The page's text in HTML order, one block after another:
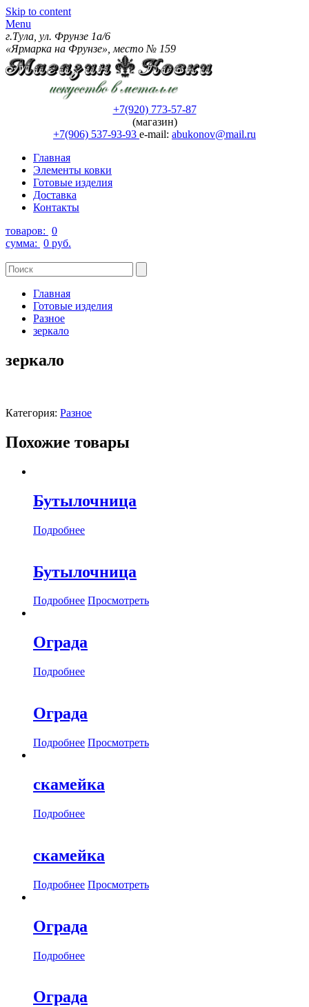
Skip to content
Menu
г.Тула, ул. Фрунзе 1а/6
«Ярмарка на Фрунзе», место № 159
+7(920) 773-57-87
(магазин)
+7(906) 537-93-93 e-mail: abukonov@mail.ru
Главная
Элементы ковки
Готовые изделия
Доставка
Контакты
товаров: 0
сумма: 0 руб.
Главная
Готовые изделия
Разное
зеркало
зеркало
Категория: Разное
Похожие товары
Бутылочница
Подробнее
Бутылочница
Подробнее Просмотреть
Ограда
Подробнее
Ограда
Подробнее Просмотреть
скамейка
Подробнее
скамейка
Подробнее Просмотреть
Ограда
Подробнее
Ограда